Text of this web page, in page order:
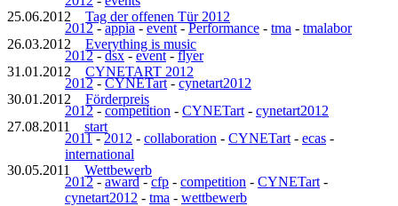
25.06.2012 Tag der offenen Tür 2012
2012-appia-event-Performance - tma - tmalabor
26.03.2012 Everything is music
2012-dsx-event-flyer
31.01.2012 CYNETART 2012
2012-CYNETart-cynetart2012
30.01.2012 Förderpreis
2012-competition - CYNETart - cynetart2012
27.08.2011 start
2011-2012 - collaboration - CYNETart - ecas -
international
30.05.2011 Wettbewerb
2012-award-cfp - competition - CYNETart -
cynetart2012 - tma - wettbewerb